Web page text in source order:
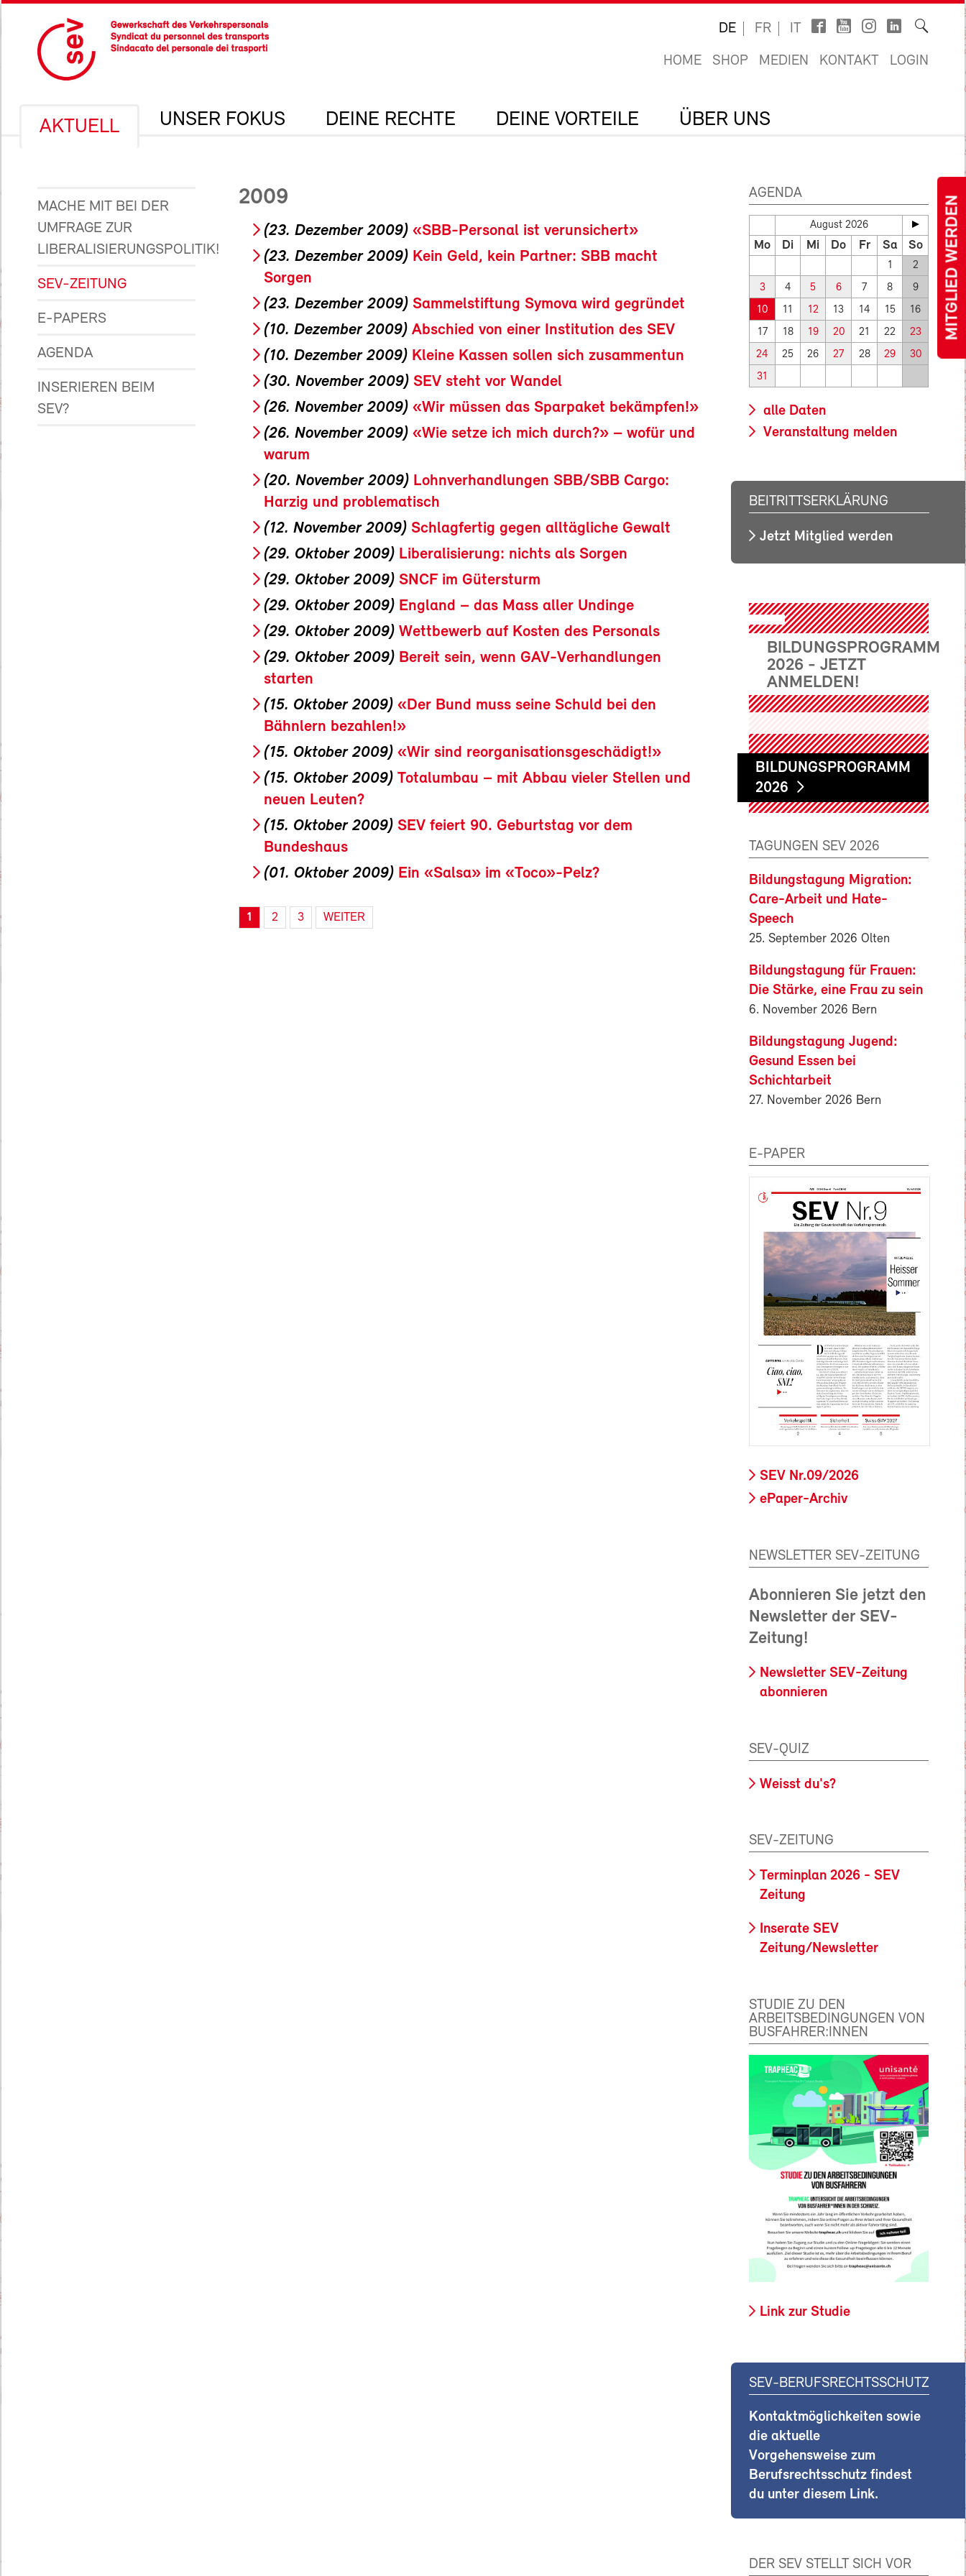
MITGLIED WERDEN
DE FR IT
HOME SHOP MEDIEN KONTAKT LOGIN
AKTUELL UNSER FOKUS DEINE RECHTE DEINE VORTEILE ÜBER UNS
MACHE MIT BEI DER
UMFRAGE ZUR
LIBERALISIERUNGSPOLITIK!
SEV-ZEITUNG
E-PAPERS
AGENDA
INSERIEREN BEIM
SEV?
2009
(23. Dezember 2009) «SBB-Personal ist verunsichert»
(23. Dezember 2009) Kein Geld, kein Partner: SBB macht
Sorgen
(23. Dezember 2009) Sammelstiftung Symova wird gegründet
(10. Dezember 2009) Abschied von einer Institution des SEV
(10. Dezember 2009) Kleine Kassen sollen sich zusammentun
(30. November 2009) SEV steht vor Wandel
(26. November 2009) «Wir müssen das Sparpaket bekämpfen!»
(26. November 2009) «Wie setze ich mich durch?» – wofür und
warum
(20. November 2009) Lohnverhandlungen SBB/SBB Cargo:
Harzig und problematisch
(12. November 2009) Schlagfertig gegen alltägliche Gewalt
(29. Oktober 2009) Liberalisierung: nichts als Sorgen
(29. Oktober 2009) SNCF im Gütersturm
(29. Oktober 2009) England – das Mass aller Undinge
(29. Oktober 2009) Wettbewerb auf Kosten des Personals
(29. Oktober 2009) Bereit sein, wenn GAV-Verhandlungen
starten
(15. Oktober 2009) «Der Bund muss seine Schuld bei den
Bähnlern bezahlen!»
(15. Oktober 2009) «Wir sind reorganisationsgeschädigt!»
(15. Oktober 2009) Totalumbau – mit Abbau vieler Stellen und
neuen Leuten?
(15. Oktober 2009) SEV feiert 90. Geburtstag vor dem
Bundeshaus
(01. Oktober 2009) Ein «Salsa» im «Toco»-Pelz?
1 2 3 WEITER
AGENDA
August 2026
Mo Di Mi Do Fr Sa So
1 2
3 4 5 6 7 8 9
10 11 12 13 14 15 16
17 18 19 20 21 22 23
24 25 26 27 28 29 30
31
alle Daten
Veranstaltung melden
BEITRITTSERKLÄRUNG
Jetzt Mitglied werden
BILDUNGSPROGRAMM
2026 - JETZT
ANMELDEN!
BILDUNGSPROGRAMM
2026
TAGUNGEN SEV 2026
Bildungstagung Migration:
Care-Arbeit und Hate-
Speech
25. September 2026 Olten
Bildungstagung für Frauen:
Die Stärke, eine Frau zu sein
6. November 2026 Bern
Bildungstagung Jugend:
Gesund Essen bei
Schichtarbeit
27. November 2026 Bern
E-PAPER
SEV Nr.09/2026
ePaper-Archiv
NEWSLETTER SEV-ZEITUNG
Abonnieren Sie jetzt den
Newsletter der SEV-
Zeitung!
Newsletter SEV-Zeitung
abonnieren
SEV-QUIZ
Weisst du's?
SEV-ZEITUNG
Terminplan 2026 - SEV
Zeitung
Inserate SEV
Zeitung/Newsletter
STUDIE ZU DEN
ARBEITSBEDINGUNGEN VON
BUSFAHRER:INNEN
Link zur Studie
SEV-BERUFSRECHTSSCHUTZ
Kontaktmöglichkeiten sowie
die aktuelle
Vorgehensweise zum
Berufsrechtsschutz findest
du unter diesem Link.
DER SEV STELLT SICH VOR